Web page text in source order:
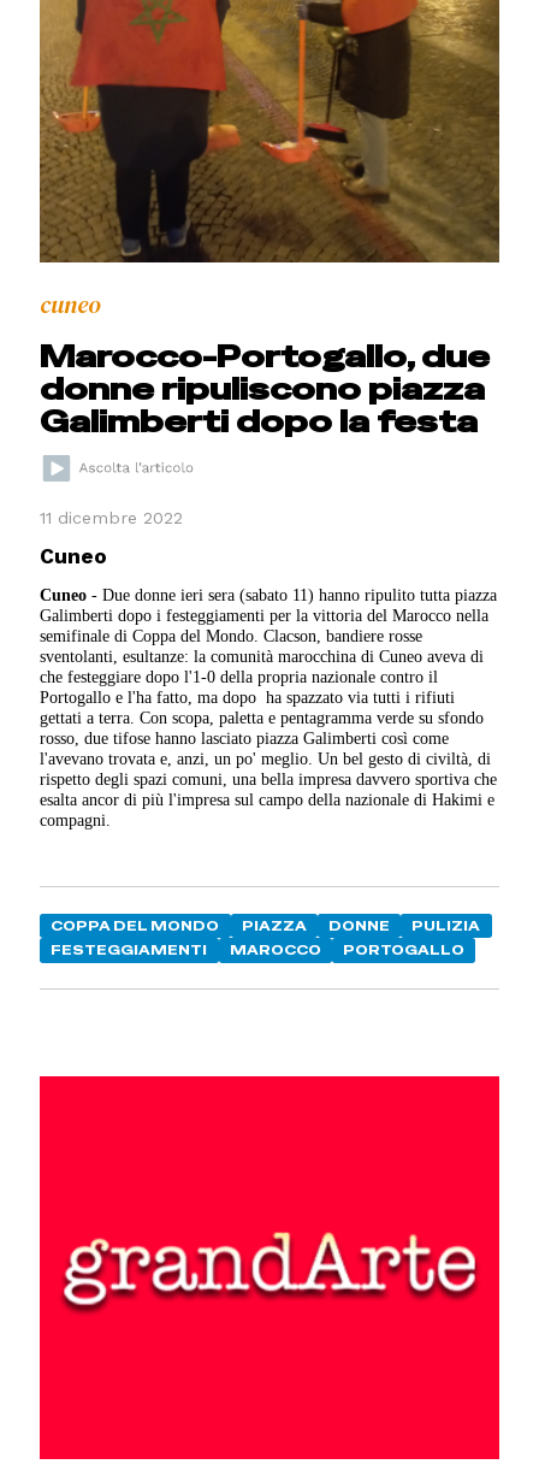
cuneo
Marocco-Portogallo, due
donne ripuliscono piazza
Galimberti dopo la festa
11 dicembre 2022
Cuneo
Cuneo - Due donne ieri sera (sabato 11) hanno ripulito tutta piazza
Galimberti dopo i festeggiamenti per la vittoria del Marocco nella
semifinale di Coppa del Mondo. Clacson, bandiere rosse
sventolanti, esultanze: la comunità marocchina di Cuneo aveva di
che festeggiare dopo l'1-0 della propria nazionale contro il
Portogallo e l'ha fatto, ma dopo ha spazzato via tutti i rifiuti
gettati a terra. Con scopa, paletta e pentagramma verde su sfondo
rosso, due tifose hanno lasciato piazza Galimberti così come
l'avevano trovata e, anzi, un po' meglio. Un bel gesto di civiltà, di
rispetto degli spazi comuni, una bella impresa davvero sportiva che
esalta ancor di più l'impresa sul campo della nazionale di Hakimi e
compagni.
COPPA DEL MONDO PIAZZA DONNE
PULIZIA
FESTEGGIAMENTI
MAROCCO PORTOGALLO